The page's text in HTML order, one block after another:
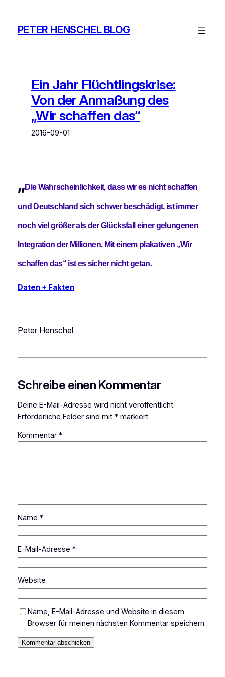
springen
PETER HENSCHEL BLOG
Ein Jahr Flüchtlingskrise:
Von der Anmaßung des
„Wir schaffen das“
2016-09-01
„Die Wahrscheinlichkeit, dass wir es nicht schaffen
und Deutschland sich schwer beschädigt, ist immer
noch viel größer als der Glücksfall einer gelungenen
Integration der Millionen. Mit einem plakativen „Wir
schaffen das“ ist es sicher nicht getan.
Daten + Fakten
Peter Henschel
Schreibe einen Kommentar
Deine E-Mail-Adresse wird nicht veröffentlicht.
Erforderliche Felder sind mit *markiert
Kommentar *
Name *
E-Mail-Adresse *
Website
Name, E-Mail-Adresse und Website in diesem
Browser für meinen nächsten Kommentar speichern.